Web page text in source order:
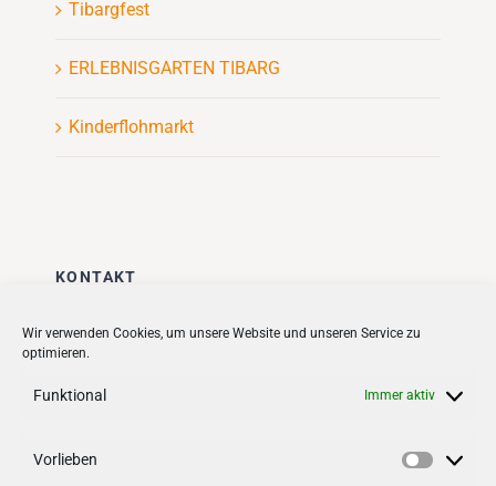
Wir verwenden Cookies, um unsere Website und unseren Service zu
optimieren.
Funktional Immer aktiv
Vorlieben
Tibargfest
ERLEBNISGARTEN TIBARG
Kinderflohmarkt
KONTAKT
Stadt + Handel City- und
Quartiersmanagement